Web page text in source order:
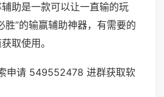
助是一款可以让一直输的玩
胜”的输赢辅助神器，有需要的
取使用。
申请 549552478 进群获取软